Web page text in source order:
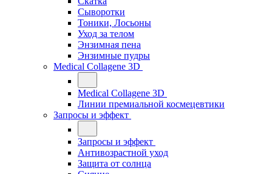
Сыворотки
Тоники, Лосьоны
Уход за телом
Энзимная пена
Энзимные пудры
Medical Collagene 3D
Medical Collagene 3D
Линии премиальной космецевтики
Запросы и эффект
Запросы и эффект
Антивозрастной уход
Защита от солнца